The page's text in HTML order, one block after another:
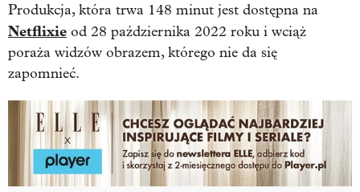
Produkcja, która trwa 148 minut jest dostępna na
Netflixie od 28 października 2022 roku i wciąż
poraża widzów obrazem, którego nie da się
zapomnieć.